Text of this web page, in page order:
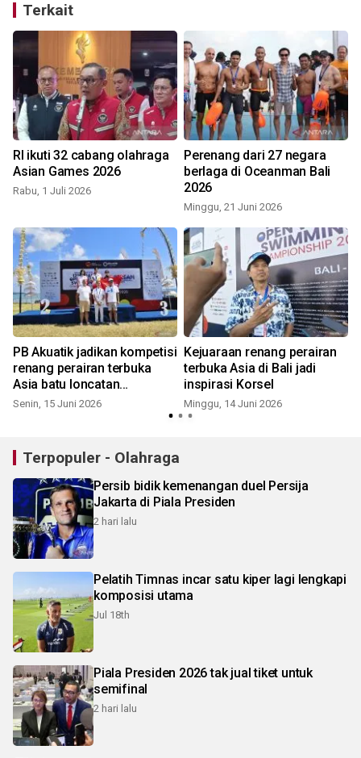
Terkait
RI ikuti 32 cabang olahraga
Asian Games 2026
Rabu, 1 Juli 2026
Perenang dari 27 negara
berlaga di Oceanman Bali
2026
Minggu, 21 Juni 2026
PB Akuatik jadikan kompetisi
renang perairan terbuka
Asia batu loncatan
pembinaan atlet
Senin, 15 Juni 2026
Kejuaraan renang perairan
terbuka Asia di Bali jadi
inspirasi Korsel
Minggu, 14 Juni 2026
Terpopuler - Olahraga
Persib bidik kemenangan duel Persija
Jakarta di Piala Presiden
2 hari lalu
Pelatih Timnas incar satu kiper lagi lengkapi
komposisi utama
Jul 18th
Piala Presiden 2026 tak jual tiket untuk
semifinal
2 hari lalu